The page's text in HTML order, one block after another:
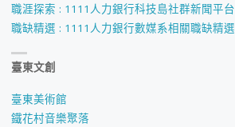
職涯探索 : 1111人力銀行科技島社群新聞平台
職缺精選 : 1111人力銀行數媒系相關職缺精選
臺東文創
臺東美術館
鐵花村音樂聚落